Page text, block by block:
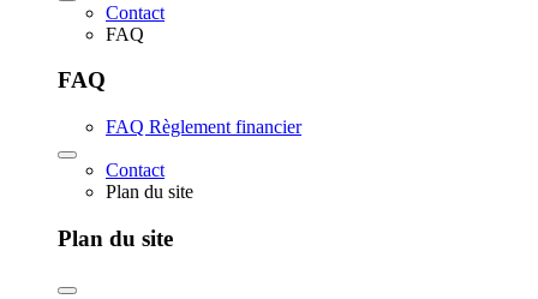
Contact
FAQ
FAQ
FAQ Règlement financier
Contact
Plan du site
Plan du site